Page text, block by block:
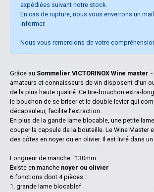
expédiées suivant notre stock.
En cas de rupture, nous vous enverrons un
informer.
Nous vous remercions de votre
Grâce au Sommelier VICTORINOX Wine master -
amateurs et connaisseurs de vin disposent d’un
de la plus haute qualité. Ce tire-bouchon extra-
le bouchon de se briser et le double levier qui
décapsuleur, facilite l’extraction.
En plus de la gande lame blocable, une petite
couper la capsule de la bouteille. Le Wine Master
des côtes en noyer ou en olivier. Il est livré dans un
Longueur de manche : 130mm
Existe en manche noyer ou olivier
6 fonctions dont 4 pièces :
1. grande lame blocablef